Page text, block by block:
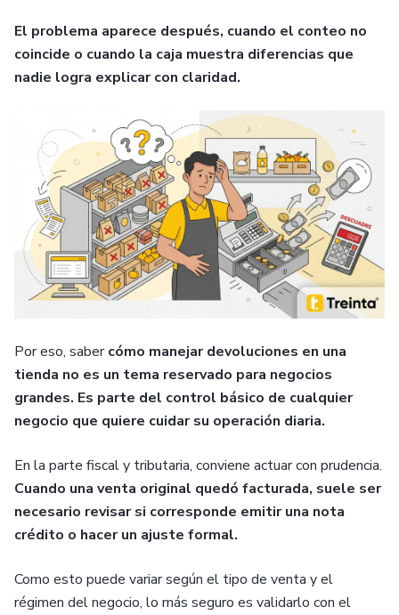
El problema aparece después, cuando el conteo no
coincide o cuando la caja muestra diferencias que
nadie logra explicar con claridad.
Por eso, sabercómo manejar devoluciones en una
tienda no es un tema reservado para negocios
grandes. Es parte del control básico de cualquier
negocio que quiere cuidar su operación diaria.
En la parte fiscal y tributaria, conviene actuar con prudencia.
Cuando una venta original quedó facturada, suele ser
necesario revisar si corresponde emitir una nota
crédito o hacer un ajuste formal.
Como esto puede variar según el tipo de venta y el
régimen del negocio, lo más seguro es validarlo con el